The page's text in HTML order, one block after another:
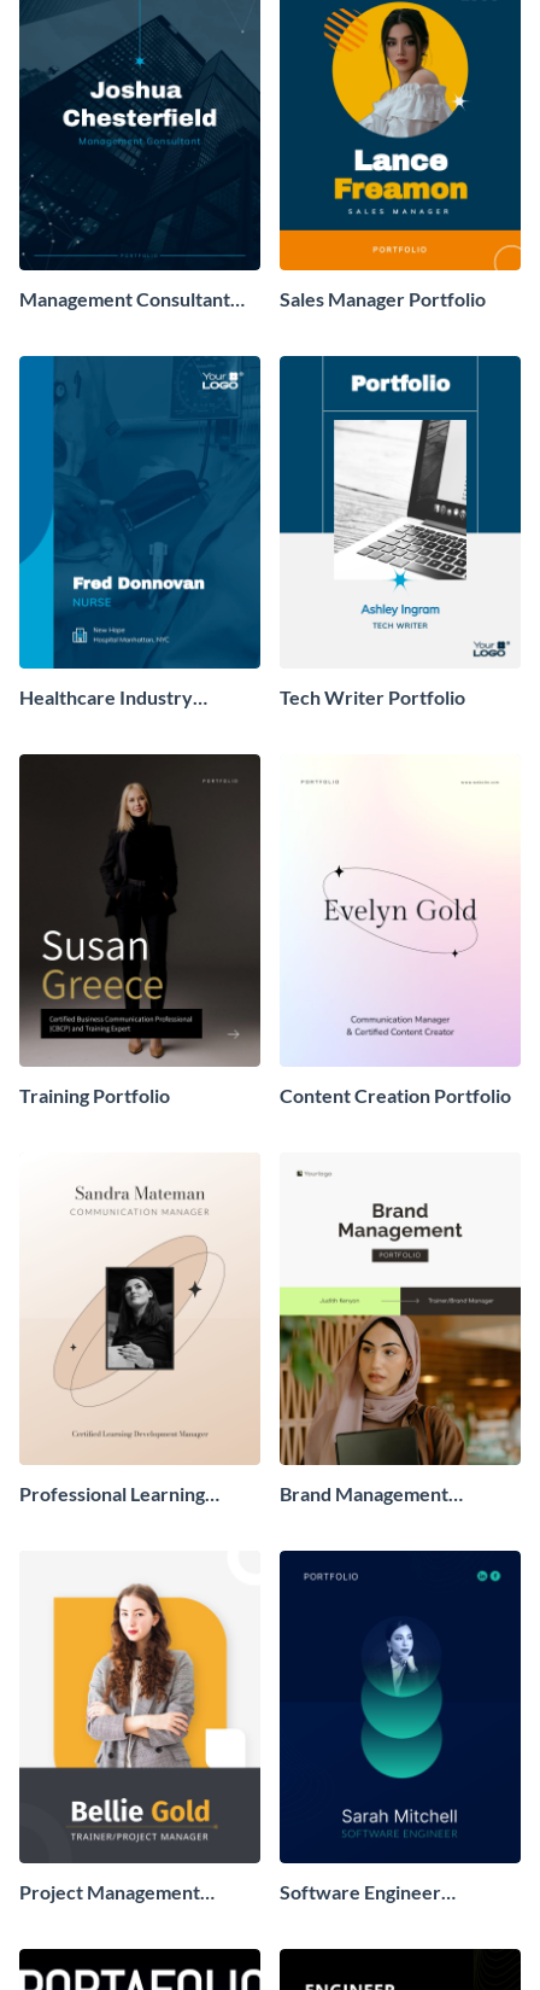
Management Consultant
Sales Manager Portfolio
Healthcare Industry
Tech Writer Portfolio
Training Portfolio Content Creation Portfolio
Professional Learning
Brand Management
Project Management
Software Engineer